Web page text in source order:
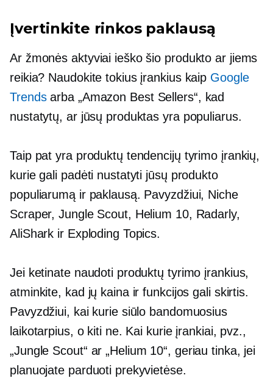
Įvertinkite rinkos paklausą
Ar žmonės aktyviai ieško šio produkto ar jiems
reikia? Naudokite tokius įrankius kaip Google
Trendsarba „Amazon Best Sellers“, kad
nustatytų, ar jūsų produktas yra populiarus.
Taip pat yra produktų tendencijų tyrimo įrankių,
kurie gali padėti nustatyti jūsų produkto
populiarumą ir paklausą. Pavyzdžiui, Niche
Scraper, Jungle Scout, Helium 10, Radarly,
AliShark ir Exploding Topics.
Jei ketinate naudoti produktų tyrimo įrankius,
atminkite, kad jų kaina ir funkcijos gali skirtis.
Pavyzdžiui, kai kurie siūlo bandomuosius
laikotarpius, o kiti ne. Kai kurie įrankiai, pvz.,
„Jungle Scout“ ar „Helium 10“, geriau tinka, jei
planuojate parduoti prekyvietėse.